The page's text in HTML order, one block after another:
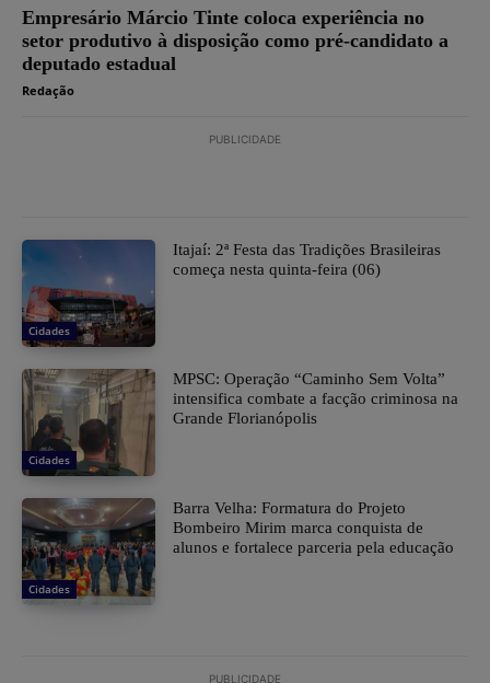
Empresário Márcio Tinte coloca experiência no
setor produtivo à disposição como pré-candidato a
deputado estadual
Redação
PUBLICIDADE
Cidades
​Itajaí: 2ª Festa das Tradições Brasileiras
começa nesta quinta-feira (06)
Cidades
MPSC: Operação “Caminho Sem Volta”
intensifica combate a facção criminosa na
Grande Florianópolis
Cidades
Barra Velha: Formatura do Projeto
Bombeiro Mirim marca conquista de
alunos e fortalece parceria pela educação
PUBLICIDADE